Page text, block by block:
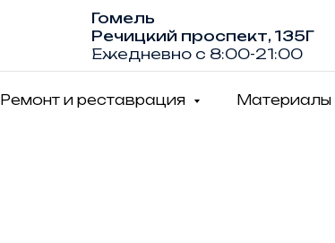
Гомель
Речицкий проспект, 135Г
Ежедневно с 8:00-21:00
Ремонт и реставрация Материалы